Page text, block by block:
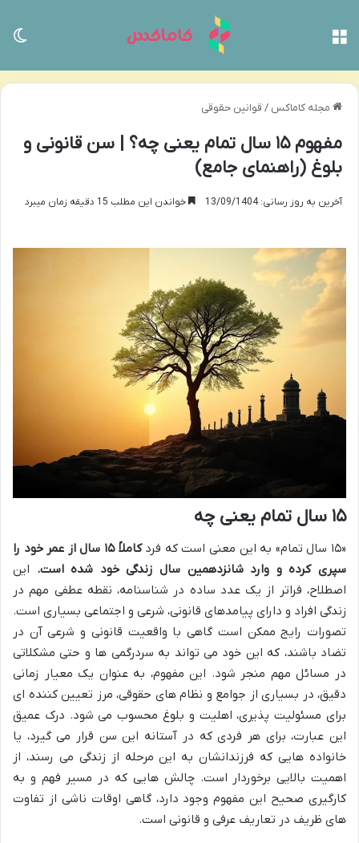
مجله کاماکس / قوانین حقوقی
مفهوم ۱۵ سال تمام یعنی چه؟ | سن قانونی و
بلوغ (راهنمای جامع)
آخرین به روز رسانی: 13/09/1404 خواندن این مطلب 15 دقیقه زمان میبرد
۱۵ سال تمام یعنی چه
«۱۵ سال تمام» به این معنی است که فرد
کاملاً ۱۵ سال از عمر خود را
سپری کرده و وارد شانزدهمین سال زندگی خود شده است. این
اصطلاح، فراتر از یک عدد ساده در شناسنامه، نقطه عطفی مهم در
زندگی افراد و دارای پیامدهای قانونی، شرعی و اجتماعی بسیاری است.
تصورات رایج ممکن است گاهی با واقعیت قانونی و شرعی آن در
تضاد باشند، که این خود می تواند به سردرگمی ها و حتی مشکلاتی
در مسائل مهم منجر شود. این مفهوم، به عنوان یک معیار زمانی
دقیق، در بسیاری از جوامع و نظام های حقوقی، مرز تعیین کننده ای
برای مسئولیت پذیری، اهلیت و بلوغ محسوب می شود. درک عمیق
این عبارت، برای هر فردی که در آستانه این سن قرار می گیرد، یا
خانواده هایی که فرزندانشان به این مرحله از زندگی می رسند، از
اهمیت بالایی برخوردار است. چالش هایی که در مسیر فهم و به
کارگیری صحیح این مفهوم وجود دارد، گاهی اوقات ناشی از تفاوت
های ظریف در تعاریف عرفی و قانونی است.